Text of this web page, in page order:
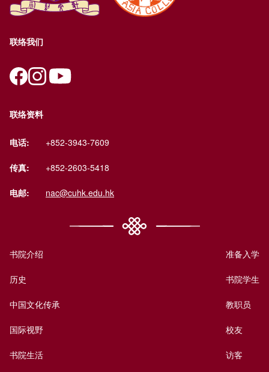
联络我们
联络资料
电话: +852-3943-7609
传真: +852-2603-5418
电邮: nac@cuhk.edu.hk
书院介绍
历史
中国文化传承
国际视野
书院生活
准备入学
书院学生
教职员
校友
访客